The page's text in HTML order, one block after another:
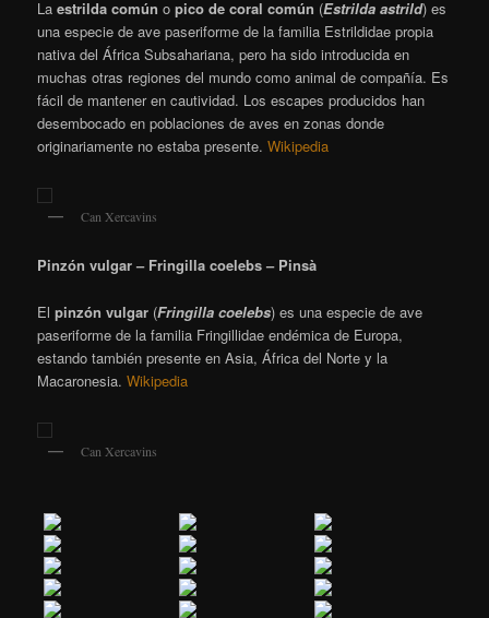
Laestrilda común opico de coral común (Estrilda astrild) ​ es
una especie de ave paseriforme de la familia Estrildidae propia
nativa del África Subsahariana, pero ha sido introducida en
muchas otras regiones del mundo como animal de compañía. Es
fácil de mantener en cautividad. Los escapes producidos han
desembocado en poblaciones de aves en zonas donde
originariamente no estaba presente.Wikipedia
Can Xercavins
Pinzón vulgar – Fringilla coelebs – Pinsà
Elpinzón vulgar (Fringilla coelebs) es una especie de ave
paseriforme de la familia Fringillidae endémica de Europa,
estando también presente en Asia, África del Norte y la
Macaronesia.Wikipedia
Can Xercavins